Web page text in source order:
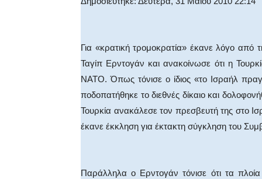
Για «κρατική τρομοκρατία» έκανε λόγο
Ταγίπ Ερντογάν και ανακοίνωσε ότι η
ΝΑΤΟ. Όπως τόνισε ο ίδιος «το Ισραήλ
ποδοπατήθηκε το διεθνές δίκαιο και
Τουρκία ανακάλεσε τον πρεσβευτή της στο
έκανε έκκληση για έκτακτη σύγκληση του
Παράλληλα ο Ερντογάν τόνισε ότι τα